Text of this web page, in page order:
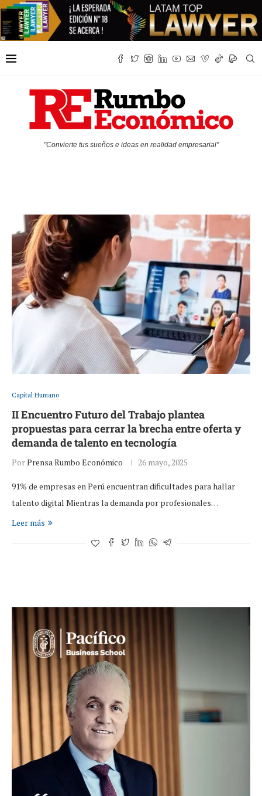
"Convierte tus sueños e ideas en realidad empresarial"
Capital Humano
II Encuentro Futuro del Trabajo plantea
propuestas para cerrar la brecha entre oferta y
demanda de talento en tecnología
PorPrensa Rumbo Económico 26 mayo, 2025
91% de empresas en Perú encuentran dificultades para hallar
talento digital Mientras la demanda por profesionales…
Leer más